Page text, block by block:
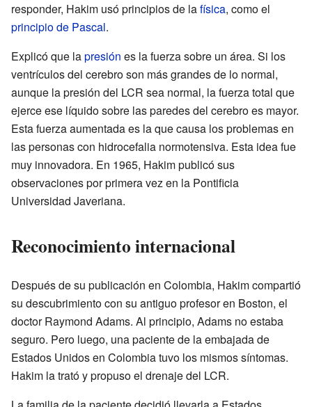
responder, Hakim usó principios de lafísica, como el
principio de Pascal.
Explicó que lapresión es la fuerza sobre un área. Si los
ventrículos del cerebro son más grandes de lo normal,
aunque la presión del LCR sea normal, la fuerza total que
ejerce ese líquido sobre las paredes del cerebro es mayor.
Esta fuerza aumentada es la que causa los problemas en
las personas con hidrocefalia normotensiva. Esta idea fue
muy innovadora. En 1965, Hakim publicó sus
observaciones por primera vez en la Pontificia
Universidad Javeriana.
Reconocimiento internacional
Después de su publicación en Colombia, Hakim compartió
su descubrimiento con su antiguo profesor en Boston, el
doctor Raymond Adams. Al principio, Adams no estaba
seguro. Pero luego, una paciente de la embajada de
Estados Unidos en Colombia tuvo los mismos síntomas.
Hakim la trató y propuso el drenaje del LCR.